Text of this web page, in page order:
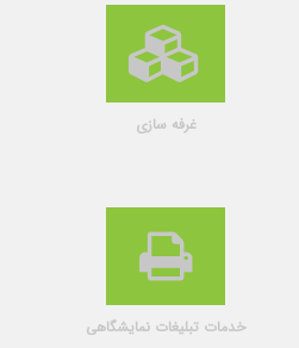
غرفه سازی
خدمات تبلیغات نمایشگاهی